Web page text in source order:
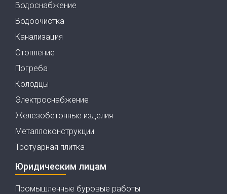
Водоснабжение
Водоочистка
Канализация
Отопление
Погреба
Колодцы
Электроснабжение
Железобетонные изделия
Металлоконструкции
Тротуарная плитка
Юридическим лицам
Промышленные буровые работы